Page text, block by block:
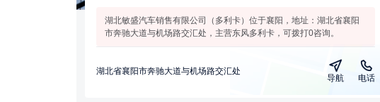
湖北敏盛汽车销售有限公司（多利卡）位于襄阳，地址：湖北省襄阳
市奔驰大道与机场路交汇处，主营东风多利卡，可拨打0咨询。
湖北省襄阳市奔驰大道与机场路交汇处
导航 电话